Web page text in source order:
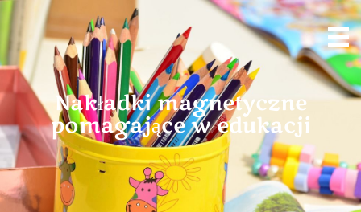
Nakładki magnetyczne
pomagające w edukacji